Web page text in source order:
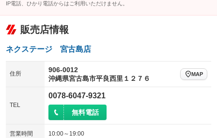
IP電話、ひかり電話からはご利用いただけません。
販売店情報
ネクステージ 宮古島店
住所
906-0012
沖縄県宮古島市平良西里１２７６
MAP
TEL
0078-6047-9321
無料電話
営業時間 10:00～19:00